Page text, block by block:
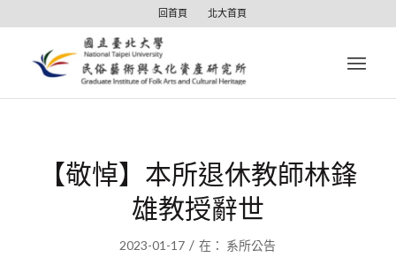
回首頁 北大首頁
【敬悼】本所退休教師林鋒
雄教授辭世
2023-01-17 / 在： 系所公告